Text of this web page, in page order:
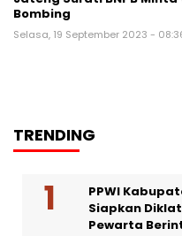
Bombing
Selasa, 19 September 2023 -
TRENDING
PPWI
Siapkan
Pewarta